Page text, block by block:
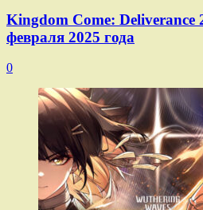
Kingdom Come: Deliverance
февраля 2025 года
0